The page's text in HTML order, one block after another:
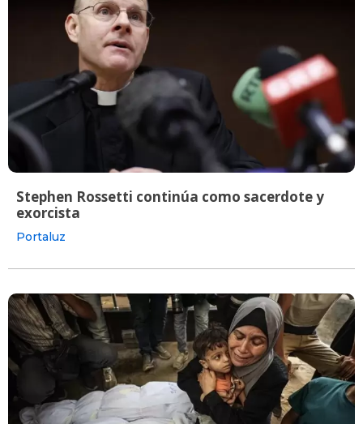
Stephen Rossetti continúa como sacerdote y
exorcista
Portaluz